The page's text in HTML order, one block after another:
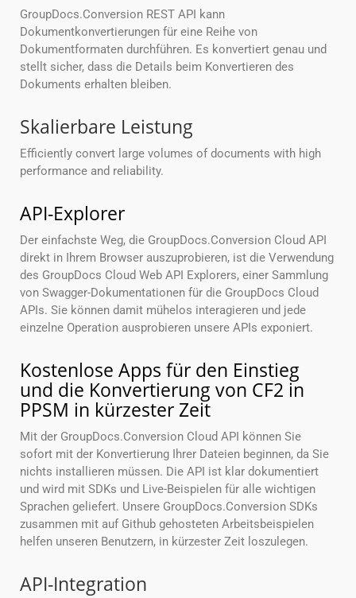
GroupDocs.Conversion REST API kann
Dokumentkonvertierungen für eine Reihe von
Dokumentformaten durchführen. Es konvertiert genau und
stellt sicher, dass die Details beim Konvertieren des
Dokuments erhalten bleiben.
Skalierbare Leistung
Efficiently convert large volumes of documents with high
performance and reliability.
API-Explorer
Der einfachste Weg, die GroupDocs.Conversion Cloud API
direkt in Ihrem Browser auszuprobieren, ist die Verwendung
des GroupDocs Cloud Web API Explorers, einer Sammlung
von Swagger-Dokumentationen für die GroupDocs Cloud
APIs. Sie können damit mühelos interagieren und jede
einzelne Operation ausprobieren unsere APIs exponiert.
Kostenlose Apps für den Einstieg
und die Konvertierung von CF2 in
PPSM in kürzester Zeit
Mit der GroupDocs.Conversion Cloud API können Sie
sofort mit der Konvertierung Ihrer Dateien beginnen, da Sie
nichts installieren müssen. Die API ist klar dokumentiert
und wird mit SDKs und Live-Beispielen für alle wichtigen
Sprachen geliefert. Unsere GroupDocs.Conversion SDKs
zusammen mit auf Github gehosteten Arbeitsbeispielen
helfen unseren Benutzern, in kürzester Zeit loszulegen.
API-Integration